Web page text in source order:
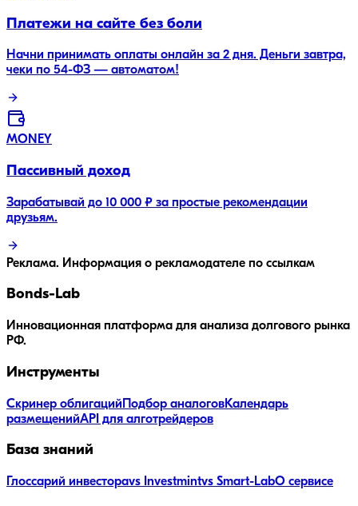
Платежи на сайте без боли
Начни принимать оплаты онлайн за 2 дня. Деньги завтра,
чеки по 54-ФЗ — автоматом!
MONEY
Пассивный доход
Зарабатывай до 10 000 ₽ за простые рекомендации
друзьям.
Реклама. Информация о рекламодателе по ссылкам
Bonds-Lab
Инновационная платформа для анализа долгового рынка
РФ.
Инструменты
Скринер облигаций Подбор аналоговКалендарь
размещенийAPI для алготрейдеров
База знаний
Глоссарий инвестораvs Investmintvs Smart-LabО сервисе